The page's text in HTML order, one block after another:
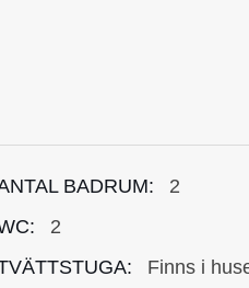
BADRUM:
2
2
Finns i